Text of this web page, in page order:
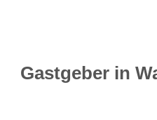
Gastgeber in